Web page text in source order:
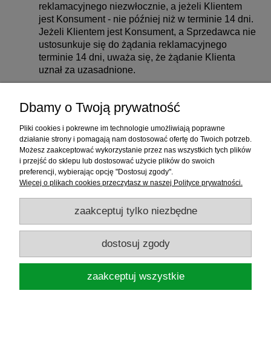
reklamacyjnego niezwłocznie, a jeżeli Klientem
jest Konsument - nie później niż w terminie 14 dni.
Jeżeli Klientem jest Konsument, a Sprzedawca nie
ustosunkuje się do żądania reklamacyjnego
terminie 14 dni, uważa się, że żądanie Klienta
uznał za uzasadnione.
Towary odsyłane w ramach procedury
§ 3 niniejszego Regulaminu.
W przypadku, gdy na Produkt została udzielona
gwarancja, informacja o niej, a także jej treść,
będą zawarte przy opisie Produktu w Sklepie.
W przypadku, gdy na Produkt została udzielona
przedłużona gwarancja (inna niż 2 lata),
informacja o niej, a także jej treść, będzie zawarta
w karcie gwarancyjnej dołączonej do sprzedanego
Dbamy o Twoją prywatność
Pliki cookies i pokrewne im technologie umożliwiają poprawne
działanie strony i pomagają nam dostosować ofertę do Twoich potrzeb.
Możesz zaakceptować wykorzystanie przez nas wszystkich tych plików
i przejść do sklepu lub dostosować użycie plików do swoich
preferencji, wybierając opcję "Dostosuj zgody".
Więcej o plikach cookies przeczytasz w naszej Polityce prywatności.
zaakceptuj tylko niezbędne
dostosuj zgody
zaakceptuj wszystkie